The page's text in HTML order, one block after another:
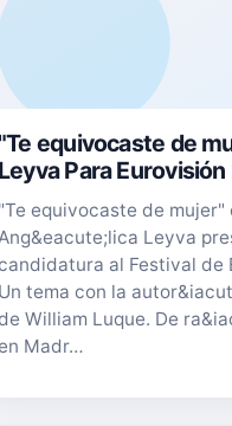
"Te equivocaste de
Leyva Para Eurovisión
"Te equivocaste de mujer"
Ang&eacute;lica Leyva
al Festival de
Un tema con la
William Luque. De
Madr…